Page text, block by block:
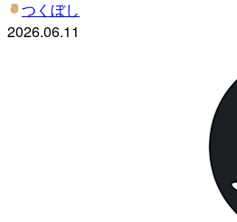
つくぼし
2026.06.11